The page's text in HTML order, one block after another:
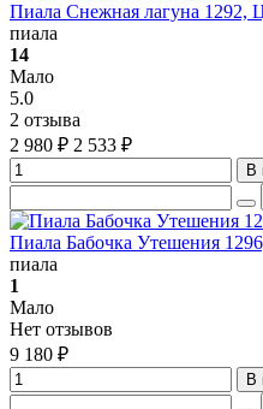
Пиала Снежная лагуна 1292,
пиала
14
Мало
5.0
2 отзыва
2 980 ₽ 2 533 ₽
В
Пиала Бабочка Утешения
пиала
1
Мало
Нет отзывов
9 180 ₽
В